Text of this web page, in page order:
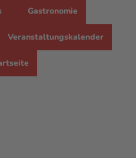
Gastronomie
Veranstaltungskalender